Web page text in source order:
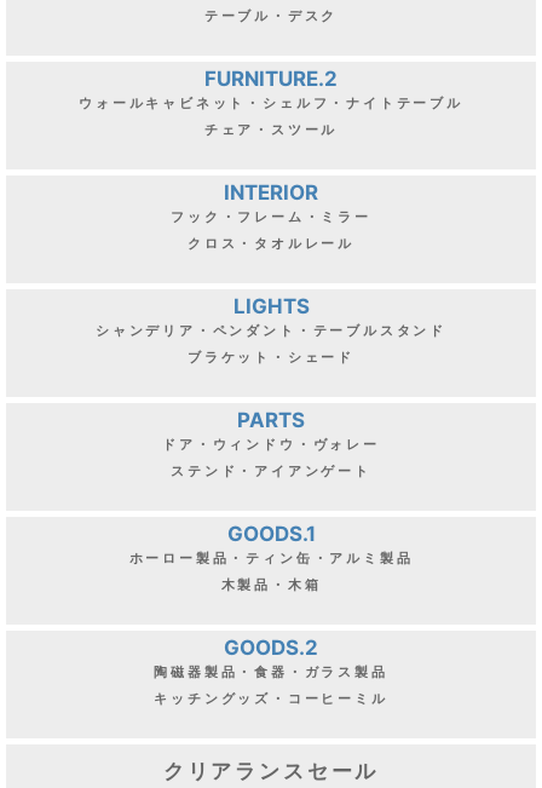
テーブル・デスク
FURNITURE.2
ウォールキャビネット・シェルフ・ナイトテーブル
チェア・スツール
INTERIOR
フック・フレーム・ミラー
クロス・タオルレール
LIGHTS
シャンデリア・ペンダント・テーブルスタンド
ブラケット・シェード
PARTS
ドア・ウィンドウ・ヴォレー
ステンド・アイアンゲート
GOODS.1
ホーロー製品・ティン缶・アルミ製品
木製品・木箱
GOODS.2
陶磁器製品・食器・ガラス製品
キッチングッズ・コーヒーミル
クリアランスセール